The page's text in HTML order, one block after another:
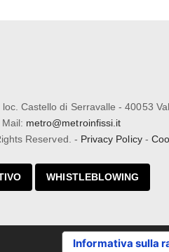
Castello di Serravalle - 40053
metro@metroinfissi.it
Reserved. - Privacy Policy-
WHISTLEBLOWING
Informativa sulla